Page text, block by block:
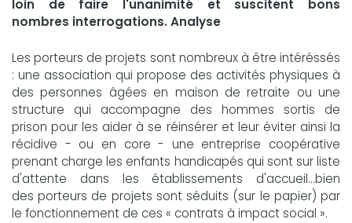
loin de faire l'unanimité et suscitent bons
nombres interrogations. Analyse
Les porteurs de projets sont nombreux à être intéréssés
: une association qui propose des activités physiques à
des personnes âgées en maison de retraite ou une
structure qui accompagne des hommes sortis de
prison pour les aider à se réinsérer et leur éviter ainsi la
récidive - ou en core - une entreprise coopérative
prenant charge les enfants handicapés qui sont sur liste
d'attente dans les établissements d'accueil...bien
des porteurs de projets sont séduits (sur le papier) par
le fonctionnement de ces « contrats à impact social ».